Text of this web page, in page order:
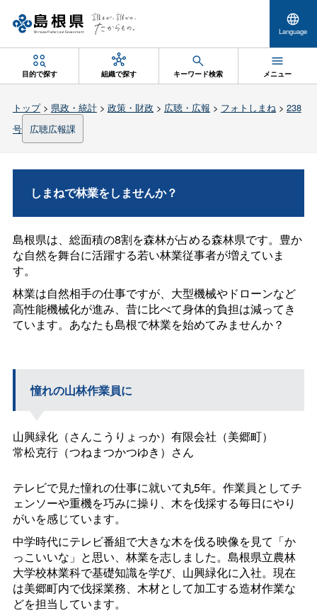
Language
目的で探す 組織で探す キーワード検索 メニュー
トップ> 県政・統計> 政策・財政 > 広聴・広報 > フォトしまね> 238
号
広聴広報課
しまねで林業をしませんか？
島根県は、総面積の8割を森林が占める森林県です。豊か
な自然を舞台に活躍する若い林業従事者が増えていま
す。
林業は自然相手の仕事ですが、大型機械やドローンなど
高性能機械化が進み、昔に比べて身体的負担は減ってき
ています。あなたも島根で林業を始めてみませんか？
憧れの山林作業員に
山興緑化（さんこうりょっか）有限会社（美郷町）
常松克行（つねまつかつゆき）さん
テレビで見た憧れの仕事に就いて丸5年。作業員としてチ
ェンソーや重機を巧みに操り、木を伐採する毎日にやり
がいを感じています。
中学時代にテレビ番組で大きな木を伐る映像を見て「か
っこいいな」と思い、林業を志しました。島根県立農林
大学校林業科で基礎知識を学び、山興緑化に入社。現在
は美郷町内で伐採業務、木材として加工する造材作業な
どを担当しています。